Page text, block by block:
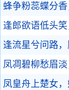
蜂争粉蕊蝶分香
逢郎欲语低头笑
逢流星兮问路，
凤凋碧柳愁眉淡
凤皇舟上楚女，